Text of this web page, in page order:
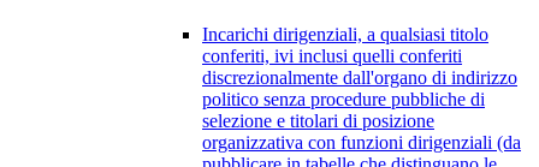
Incarichi dirigenziali, a qualsiasi titolo
conferiti, ivi inclusi quelli conferiti
discrezionalmente dall'organo di indirizzo
politico senza procedure pubbliche di
selezione e titolari di posizione
organizzativa con funzioni dirigenziali (da